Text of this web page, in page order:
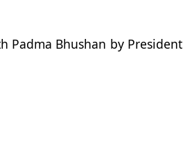
Padma Bhushan by President